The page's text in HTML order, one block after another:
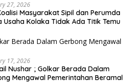
27, 2026
Masyarakat Sipil dan Perumda
Usaha Kolaka Tidak Ada Titik Temu
17, 2026
Nushar ; Golkar Berada Dalam
Mengawal Pemerintahan Beramal